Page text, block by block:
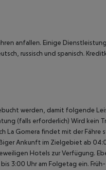
anfallen. Einige
russisch und spanisch.
werden, damit folgende
(falls erforderlich) Wird kein
La Gomera findet mit der
Ankunft im Zielgebiet ab
Hotels zur Verfügung.
3:00 Uhr am Folgetag ein.